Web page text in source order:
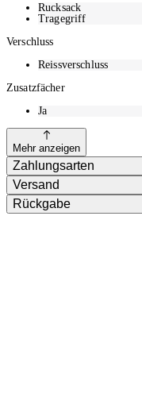
Rucksack
Tragegriff
Verschluss
Reissverschluss
Zusatzfächer
Ja
Mehr anzeigen
Zahlungsarten
Versand
Rückgabe